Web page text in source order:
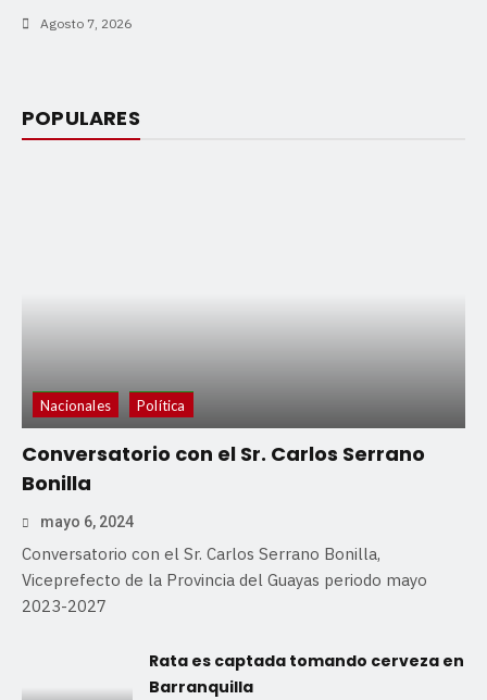
Agosto 7, 2026
POPULARES
Nacionales Política
Conversatorio con el Sr. Carlos Serrano
Bonilla
mayo 6, 2024
Conversatorio con el Sr. Carlos Serrano Bonilla,
Viceprefecto de la Provincia del Guayas periodo mayo
2023-2027
Rata es captada tomando cerveza en
Barranquilla